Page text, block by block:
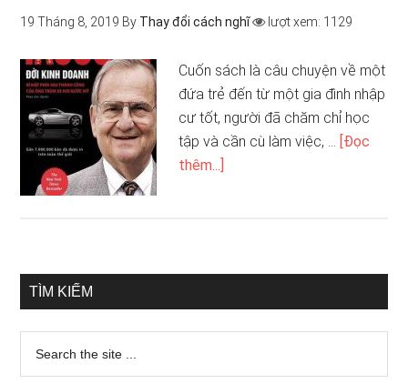
19 Tháng 8, 2019 By Thay đổi cách nghĩ lượt xem: 1129
Cuốn sách là câu chuyện về một
đứa trẻ đến từ một gia đình nhập
cư tốt, người đã chăm chỉ học
tập và cần cù làm việc, … [Đọc
thêm...]
TÌM KIẾM